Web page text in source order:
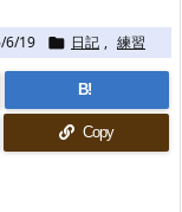
6/19  日記 , 練習
B!
Copy